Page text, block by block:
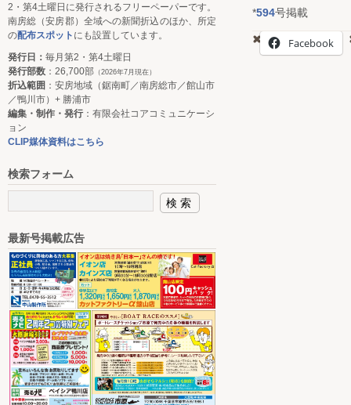
*594号掲載
Facebook
2・第4土曜日に発行されるフリーペーパーです。
南房総（安房郡）全域への新聞折込のほか、所定
の配布スポット にも設置しています。
発行日： 毎月第2・第4土曜日
発行部数 ：26,700部 （2026年7月現在）
折込範囲 ：安房地域（鋸南町／南房総市／館山市
／鴨川市）+ 勝浦市
編集・制作・発行：有限会社コアコミュニケーシ
ョン
CLIP媒体資料はこちら
検索フォーム
最新号掲載広告